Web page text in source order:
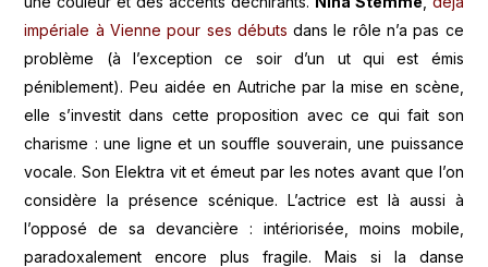
impériale à Vienne pour ses débuts dans le rôle n’a pas ce
problème (à l’exception ce soir d’un ut qui est émis
péniblement). Peu aidée en Autriche par la mise en scène,
elle s’investit dans cette proposition avec ce qui fait son
charisme : une ligne et un souffle souverain, une puissance
vocale. Son Elektra vit et émeut par les notes avant que l’on
considère la présence scénique. L’actrice est là aussi à
l’opposé de sa devancière : intériorisée, moins mobile,
paradoxalement encore plus fragile. Mais si la danse